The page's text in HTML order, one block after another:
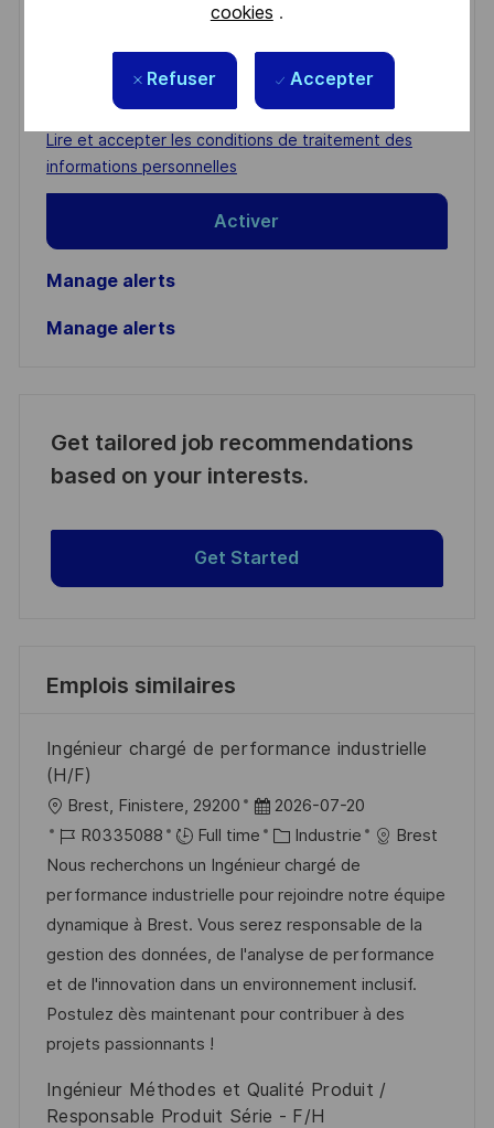
cookies .
Refuser Accepter
You'll receive updates once a week
address
(Required)
Required
Lire et accepter les conditions de traitement des
informations personnelles
Activer
Manage alerts
Manage alerts
Get tailored job recommendations
based on your interests.
Get Started
Emplois similaires
Ingénieur chargé de performance industrielle
(H/F)
o
c
a
l
i
s
a
t
o
Brest, Finistere, 29200
D
a
t
e
d
’
a
f
c
2026-07-20
R
é
f
é
r
e
n
c
d
R0335088 Full time
C
a
t
é
g
o
r
Industrie
Brest
Nous recherchons un Ingénieur chargé de
performance industrielle pour rejoindre notre équipe
dynamique à Brest. Vous serez responsable de la
gestion des données, de l'analyse de performance
et de l'innovation dans un environnement inclusif.
Postulez dès maintenant pour contribuer à des
projets passionnants !
Ingénieur Méthodes et Qualité Produit /
Responsable Produit Série - F/H